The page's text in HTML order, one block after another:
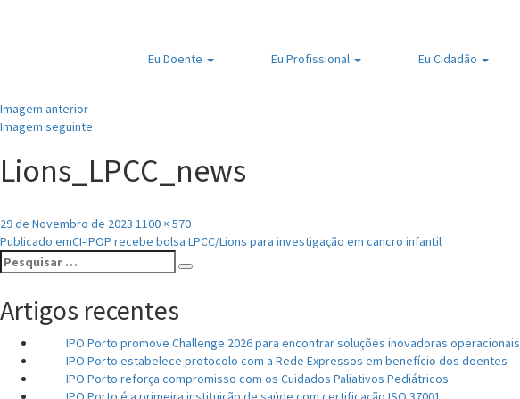
Eu Doente Eu Profissional Eu Cidadão
Imagem anterior
Imagem seguinte
Lions_LPCC_news
Publicado
em
29 de Novembro de 2023 Tamanho
real
1100 × 570
Navegação
de
artigos
Publicado emCI-IPOP recebe bolsa LPCC/Lions para investigação em cancro infantil
Pesquisar
por:
Pesquisar
Artigos recentes
IPO Porto promove Challenge 2026 para encontrar soluções inovadoras operacionais
IPO Porto estabelece protocolo com a Rede Expressos em benefício dos doentes
IPO Porto reforça compromisso com os Cuidados Paliativos Pediátricos